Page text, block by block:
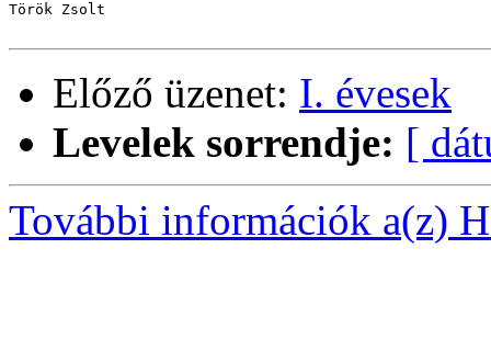
Török Zsolt
Előző üzenet: I. évesek
Levelek sorrendje: [
További információk a(z)